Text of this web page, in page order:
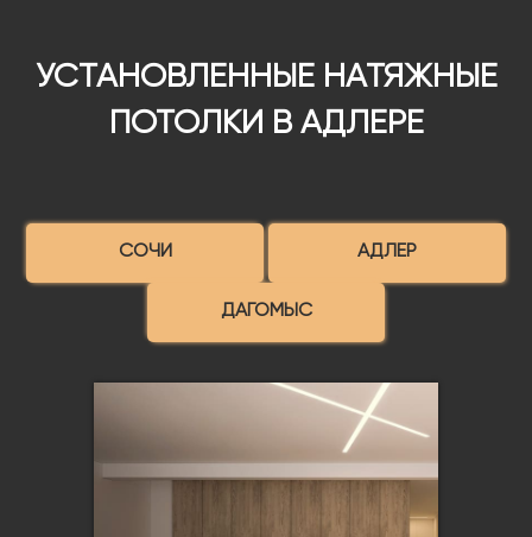
УСТАНОВЛЕННЫЕ НАТЯЖНЫЕ
ПОТОЛКИ В АДЛЕРЕ
СОЧИ АДЛЕР
ДАГОМЫС